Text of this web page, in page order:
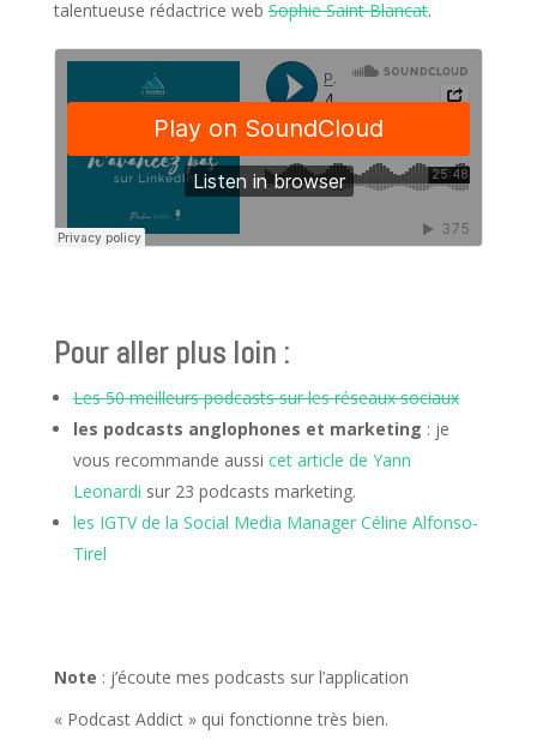
talentueuse rédactrice webSophie Saint Blancat.
Pour aller plus loin :
Les 50 meilleurs podcasts sur les réseaux sociaux
les podcasts anglophones et marketing : je
vous recommande aussi cet article de Yann
Leonardi sur 23 podcasts marketing.
les IGTV de la Social Media Manager Céline Alfonso-
Tirel
Note : j’écoute mes podcasts sur l’application
« Podcast Addict » qui fonctionne très bien.